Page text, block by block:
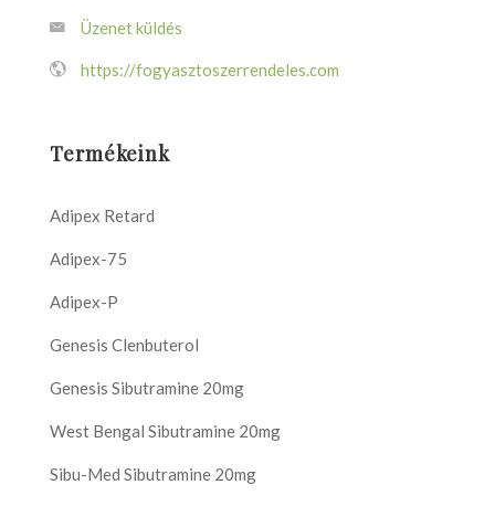
Üzenet küldés
https://fogyasztoszerrendeles.com
Termékeink
Adipex Retard
Adipex-75
Adipex-P
Genesis Clenbuterol
Genesis Sibutramine 20mg
West Bengal Sibutramine 20mg
Sibu-Med Sibutramine 20mg